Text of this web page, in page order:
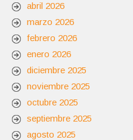
abril 2026
marzo 2026
febrero 2026
enero 2026
diciembre 2025
noviembre 2025
octubre 2025
septiembre 2025
agosto 2025